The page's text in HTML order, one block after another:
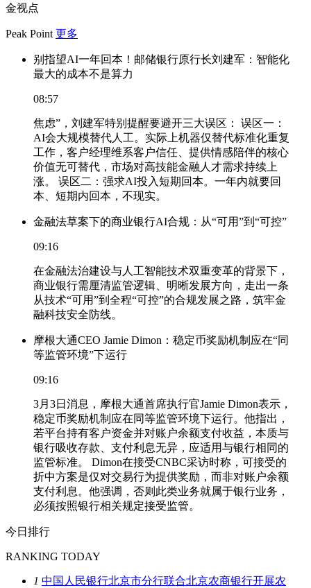
金视点
Peak Point 更多
别指望AI一年回本！邮储银行原行长刘建军：智能化
最大的成本不是算力
08:57
焦虑”，刘建军特别提醒要避开三大误区： 误区一：
AI会大规模替代人工。实际上机器仅替代标准化重复
工作，客户经理维系客户信任、提供情感陪伴的核心
价值无可替代，市场对高技能金融人才需求持续上
涨。 误区二：强求AI投入短期回本。一年内就要回
本、短期内回本，不现实。
金融法草案下的商业银行AI合规：从“可用”到“可控”
09:16
在金融法治建设与人工智能技术双重变革的背景下，
商业银行需厘清监管逻辑、明晰发展方向，走出一条
从技术“可用”到全程“可控”的合规发展之路，筑牢金
融科技安全防线。
摩根大通CEO Jamie Dimon：稳定币奖励机制应在“同
等监管环境”下运行
09:16
3月3日消息，摩根大通首席执行官Jamie Dimon表示，
稳定币奖励机制应在同等监管环境下运行。他指出，
若平台持有客户资金并对账户余额支付收益，本质与
银行吸收存款、支付利息无异，应适用与银行相同的
监管标准。 Dimon在接受CNBC采访时称，可接受的
折中方案是仅对交易行为提供奖励，而非对账户余额
支付利息。他强调，否则此类业务就属于银行业务，
必须按照银行相关规定接受监管。
今日排行
RANKING TODAY
1 中国人民银行北京市分行联合北京农商银行开展农